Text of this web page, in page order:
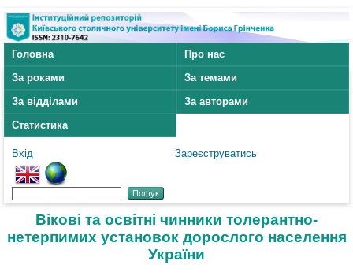
Головна
Про нас
За роками
За темами
За відділами
За авторами
Статистика
Вхід Зареєструватись
Вікові та освітні чинники толерантно-
нетерпимих установок дорослого населення
України